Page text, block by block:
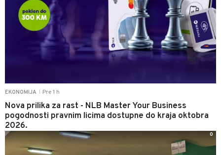
EKONOMIJA Pre 1 h
Nova prilika za rast - NLB Master Your Business
pogodnosti pravnim licima dostupne do kraja oktobra
2026.
0